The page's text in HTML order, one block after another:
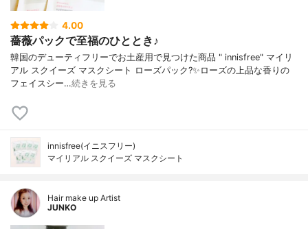
4.00
薔薇パックで至福のひととき♪
韓国のデューティフリーでお土産用で見つけた商品 " innisfree" マイリ
アル スクイーズ マスクシート ローズパック?✨ローズの上品な香りの
フェイスシー…続きを見る
innisfree(イニスフリー)
マイリアル スクイーズ マスクシート
Hair make up Artist
JUNKO